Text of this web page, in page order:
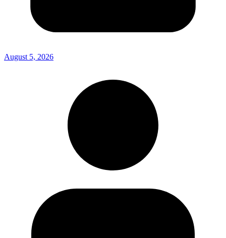
August 5, 2026